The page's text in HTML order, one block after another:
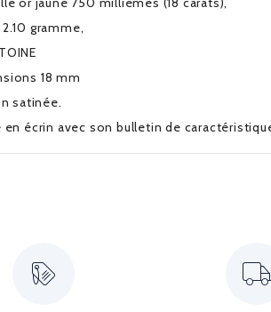
gramme,
18 mm
satinée.
en écrin avec son bulletin de